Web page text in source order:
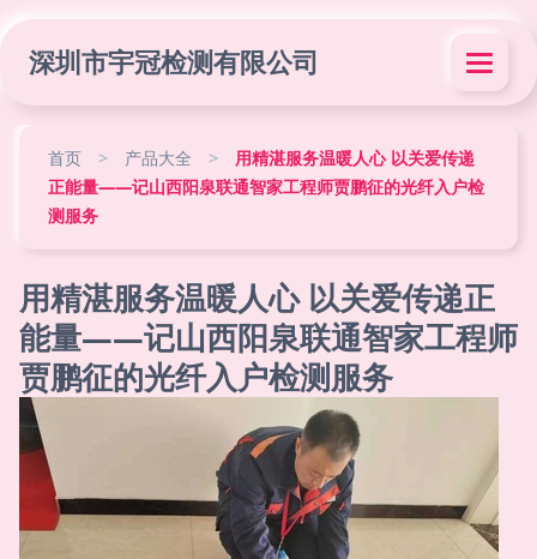
深圳市宇冠检测有限公司
首页 > 产品大全 >
用精湛服务温暖人心 以关爱传递
正能量——记山西阳泉联通智家工程师贾鹏征的光纤入户检
测服务
用精湛服务温暖人心 以关爱传递正
能量——记山西阳泉联通智家工程师
贾鹏征的光纤入户检测服务